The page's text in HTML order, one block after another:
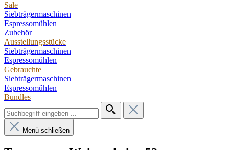
Sale
Siebträgermaschinen
Espressomühlen
Zubehör
Ausstellungsstücke
Siebträgermaschinen
Espressomühlen
Gebrauchte
Siebträgermaschinen
Espressomühlen
Bundles
Menü schließen